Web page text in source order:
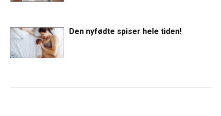
Den nyfødte spiser hele tiden!